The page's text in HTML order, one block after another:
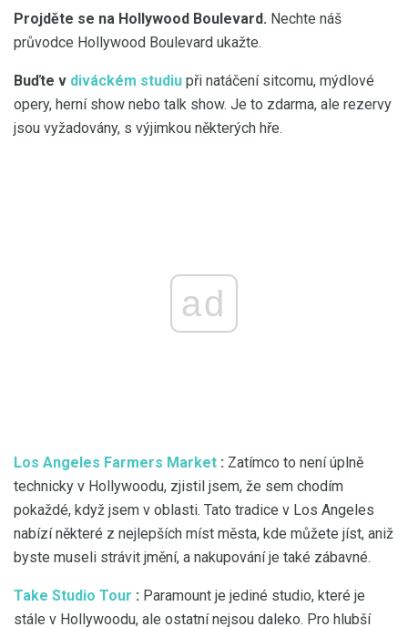
Projděte se na Hollywood Boulevard. Nechte náš
průvodce Hollywood Boulevard ukažte.
Buďte v diváckém studiu při natáčení sitcomu, mýdlové
opery, herní show nebo talk show. Je to zdarma, ale rezervy
jsou vyžadovány, s výjimkou některých hře.
ad
Los Angeles Farmers Market : Zatímco to není úplně
technicky v Hollywoodu, zjistil jsem, že sem chodím
pokaždé, když jsem v oblasti. Tato tradice v Los Angeles
nabízí některé z nejlepších míst města, kde můžete jíst, aniž
byste museli strávit jmění, a nakupování je také zábavné.
Take Studio Tour : Paramount je jediné studio, které je
stále v Hollywoodu, ale ostatní nejsou daleko. Pro hlubší